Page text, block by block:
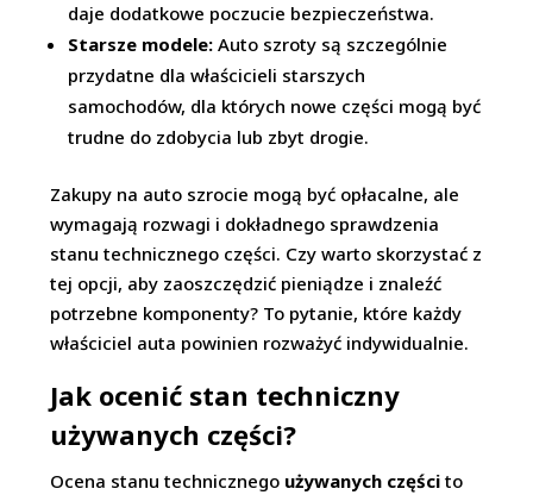
daje dodatkowe poczucie bezpieczeństwa.
Starsze modele: Auto szroty są szczególnie
przydatne dla właścicieli starszych
samochodów, dla których nowe części mogą być
trudne do zdobycia lub zbyt drogie.
Zakupy na auto szrocie mogą być opłacalne, ale
wymagają rozwagi i dokładnego sprawdzenia
stanu technicznego części. Czy warto skorzystać z
tej opcji, aby zaoszczędzić pieniądze i znaleźć
potrzebne komponenty? To pytanie, które każdy
właściciel auta powinien rozważyć indywidualnie.
Jak ocenić stan techniczny
używanych części?
Ocena stanu technicznego używanych części to